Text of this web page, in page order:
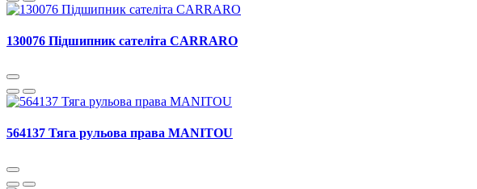
130076 Підшипник сателіта CARRARO
564137 Тяга рульова права MANITOU